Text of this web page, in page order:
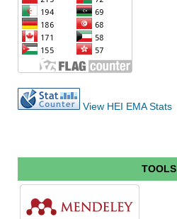
View HEI EMA Stats
TOOLS